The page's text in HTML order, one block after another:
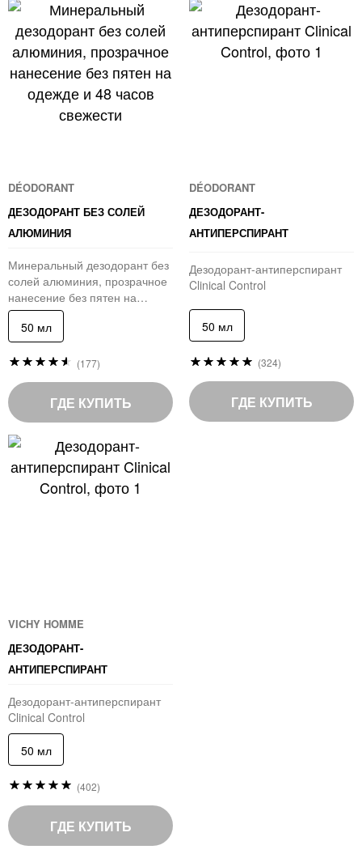
DÉODORANT
ДЕЗОДОРАНТ БЕЗ СОЛЕЙ
АЛЮМИНИЯ
Минеральный дезодорант без
солей алюминия, прозрачное
нанесение без пятен на
одежде и 48 часов свежести
50 мл
Рейтинг:
of
100
(177)
ГДЕ КУПИТЬ
DÉODORANT
ДЕЗОДОРАНТ-
АНТИПЕРСПИРАНТ
Дезодорант-антиперспирант
Clinical Control
50 мл
Рейтинг:
of
100
(324)
ГДЕ КУПИТЬ
VICHY HOMME
ДЕЗОДОРАНТ-
АНТИПЕРСПИРАНТ
Дезодорант-антиперспирант
Clinical Control
50 мл
Рейтинг:
of
100
(402)
ГДЕ КУПИТЬ